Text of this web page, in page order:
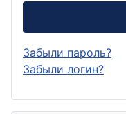
Забыли пароль?
Забыли логин?